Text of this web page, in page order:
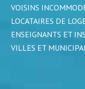
VOISINS
LOCATAIRES DE
ENSEIGNANTS ET
VILLES ET